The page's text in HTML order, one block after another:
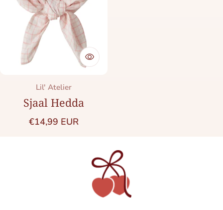
Merk:
Lil' Atelier
Sjaal Hedda
Normale prijs
€14,99 EUR